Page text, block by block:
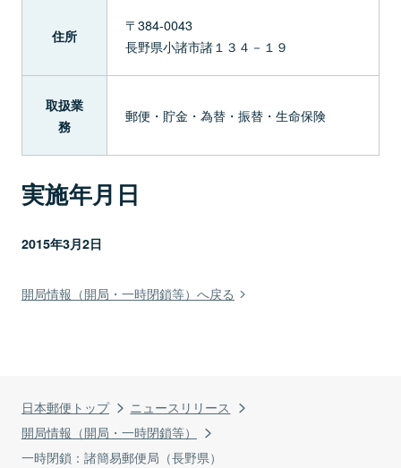
日本郵便トップ
ニュースリリース
開局情報（開局・一時閉鎖等）
一時閉鎖：諸簡易郵便局（長野県）
住所
〒384-0043
長野県小諸市諸１３４－１９
取扱業
務
郵便・貯金・為替・振替・生命保険
実施年月日
2015年3月2日
開局情報（開局・一時閉鎖等）へ戻る